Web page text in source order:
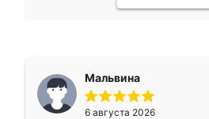
Мальвина
6 августа 2026